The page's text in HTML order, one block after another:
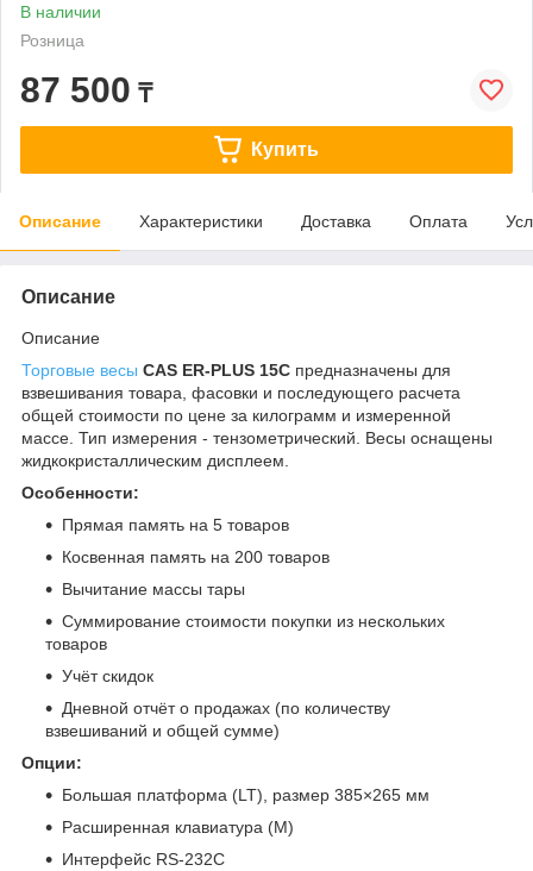
В наличии
Розница
87 500 ₸
Купить
Описание Характеристики Доставка Оплата
Описание
Описание
Торговые весы CAS ER-PLUS 15C предназначены для
взвешивания товара, фасовки и последующего расчета
общей стоимости по цене за килограмм и измеренной
массе. Тип измерения - тензометрический. Весы оснащены
жидкокристаллическим дисплеем.
Особенности:
Прямая память на 5 товаров
Косвенная память на 200 товаров
Вычитание массы тары
Суммирование стоимости покупки из нескольких
товаров
Учёт скидок
Дневной отчёт о продажах (по количеству
взвешиваний и общей сумме)
Опции:
Большая платформа (LT), размер 385×265 мм
Расширенная клавиатура (М)
Интерфейс RS-232С